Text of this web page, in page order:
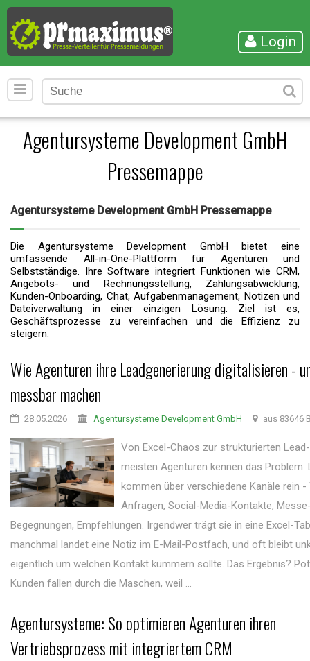
Login
Agentursysteme Development GmbH
Pressemappe
Agentursysteme Development GmbH Pressemappe
Die Agentursysteme Development GmbH bietet eine
umfassende All-in-One-Plattform für Agenturen und
Selbstständige. Ihre Software integriert Funktionen wie CRM,
Angebots- und Rechnungsstellung, Zahlungsabwicklung,
Kunden-Onboarding, Chat, Aufgabenmanagement, Notizen und
Dateiverwaltung in einer einzigen Lösung. Ziel ist es,
Geschäftsprozesse zu vereinfachen und die Effizienz zu
steigern.
Wie Agenturen ihre Leadgenerierung digitalisieren -
messbar machen
28.05.2026 Agentursysteme Development GmbH aus 83646
Von Excel-Chaos zur strukturierten
meisten Agenturen kennen das Problem:
kommen über verschiedene Kanäle rein
Anfragen, Social-Media-Kontakte,
Begegnungen, Empfehlungen. Irgendwer trägt sie in eine Excel-
manchmal landet eine Notiz im E-Mail-Postfach, und oft bleibt
eigentlich um welchen Kontakt kümmern sollte. Das Ergebnis?
Kunden fallen durch die Maschen, weil ...
Agentursysteme: So optimieren Agenturen ihren
Vertriebsprozess mit integriertem CRM